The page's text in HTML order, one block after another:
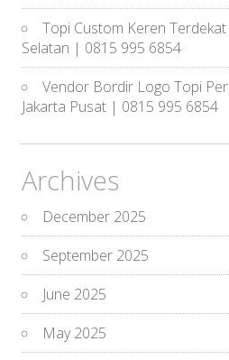
Topi Custom Keren
Selatan | 0815 995 6854
Vendor Bordir Logo Topi
Jakarta Pusat | 0815 995 6854
Archives
December 2025
September 2025
June 2025
May 2025